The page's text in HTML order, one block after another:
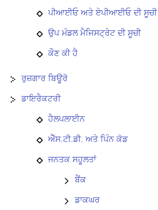
ਪੀਆਈਓ ਅਤੇ ਏਪੀਆਈਓ ਦੀ ਸੂਚੀ
ਉਪ ਮੰਡਲ ਮੈਜਿਸਟ੍ਰੇਟ ਦੀ ਸੂਚੀ
ਕੌਣ ਕੀ ਹੈ
ਰੁਜ਼ਗਾਰ ਬਿਊਰੋ
ਡਾਇਰੈਕਟਰੀ
ਹੈਲਪਲਾਈਨ
ਐੱਸ.ਟੀ.ਡੀ. ਅਤੇ ਪਿੰਨ ਕੋਡ
ਜਨਤਕ ਸਹੂਲਤਾਂ
ਬੈਂਕ
ਡਾਕਘਰ